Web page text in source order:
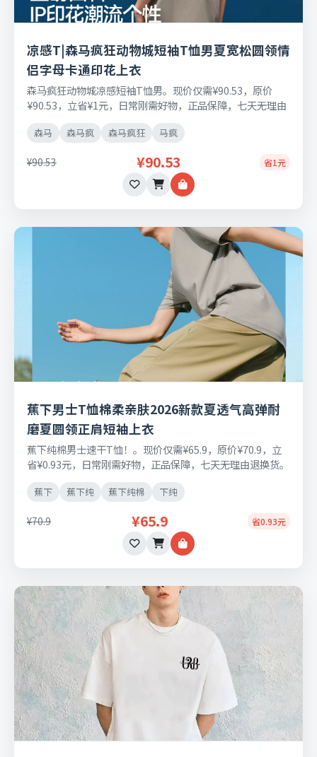
凉感T|森马疯狂动物城短袖T恤男夏宽松圆领情
侣字母卡通印花上衣
森马疯狂动物城凉感短袖T恤男。现价仅需¥90.53，原价
¥90.53，立省¥1元，日常刚需好物，正品保障，七天无理由
森马 森马疯 森马疯狂 马疯
¥90.53 ¥90.53 省1元
蕉下男士T恤棉柔亲肤2026新款夏透气高弹耐
磨夏圆领正肩短袖上衣
蕉下纯棉男士速干T恤！。现价仅需¥65.9，原价¥70.9，立
省¥0.93元，日常刚需好物，正品保障，七天无理由退换货。
蕉下 蕉下纯 蕉下纯棉 下纯
¥70.9 ¥65.9 省0.93元